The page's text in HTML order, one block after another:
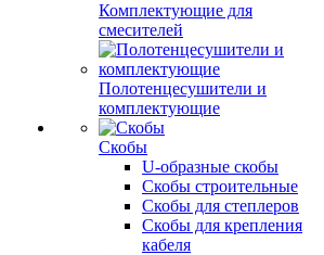
Комплектующие для
смесителей
Полотенцесушители и
комплектующие
Скобы
U-образные скобы
Скобы строительные
Скобы для степлеров
Скобы для крепления
кабеля